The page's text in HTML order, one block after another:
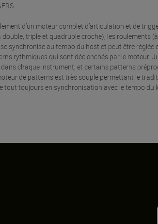
d’un moteur complet d’articulation et de
triple et quadruple croche), les roulements
synchronise au tempo du host et peut être réglée
rythmiques qui sont déclenchés par le moteur.
chaque instrument, et certains patterns
de patterns est très souple permettant le
tout toujours en synchronisation avec le tempo du